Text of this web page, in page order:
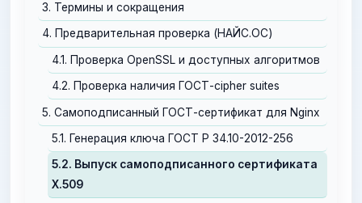
3. Термины и сокращения
4. Предварительная проверка (НАЙС.ОС)
4.1. Проверка OpenSSL и доступных алгоритмов
4.2. Проверка наличия ГОСТ-cipher suites
5. Самоподписанный ГОСТ-сертификат для Nginx
5.1. Генерация ключа ГОСТ Р 34.10-2012-256
5.2. Выпуск самоподписанного сертификата
X.509